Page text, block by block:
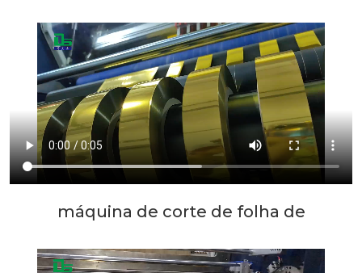
transferência térmica
máquina de corte de folha de
estampagem a quente